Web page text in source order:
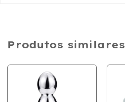
Produtos similares